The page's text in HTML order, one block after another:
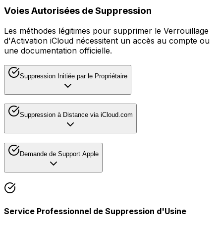
Voies Autorisées de Suppression
Les méthodes légitimes pour supprimer le Verrouillage
d'Activation iCloud nécessitent un accès au compte ou
une documentation officielle.
Suppression Initiée par le Propriétaire
Suppression à Distance via iCloud.com
Demande de Support Apple
Service Professionnel de Suppression d'Usine